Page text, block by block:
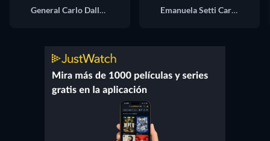
General Carlo Dalla Chiesa
Emanuela Setti Carraro